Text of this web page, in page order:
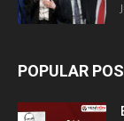
POPULAR